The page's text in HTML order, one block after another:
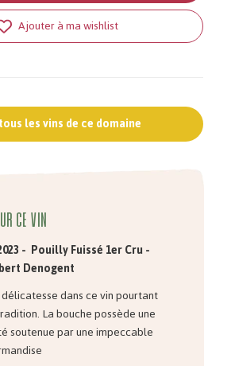
Ajouter à ma wishlist
les vins de ce domaine
ce vin
- Pouilly Fuissé 1er Cru -
Denogent
dans ce vin pourtant
La bouche possède une
soutenue par une impeccable